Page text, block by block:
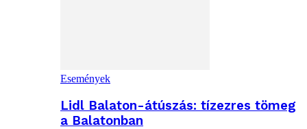
Események
Lidl Balaton-átúszás: tízezres tömeg
a Balatonban